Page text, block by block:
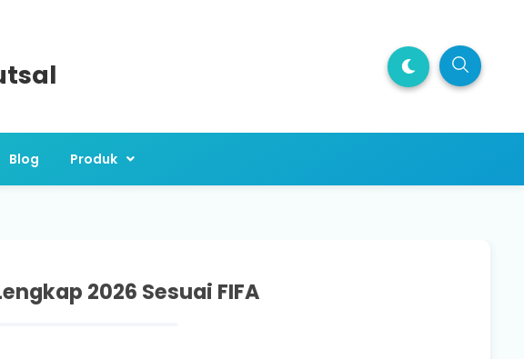
Blog Produk
2026 Sesuai FIFA